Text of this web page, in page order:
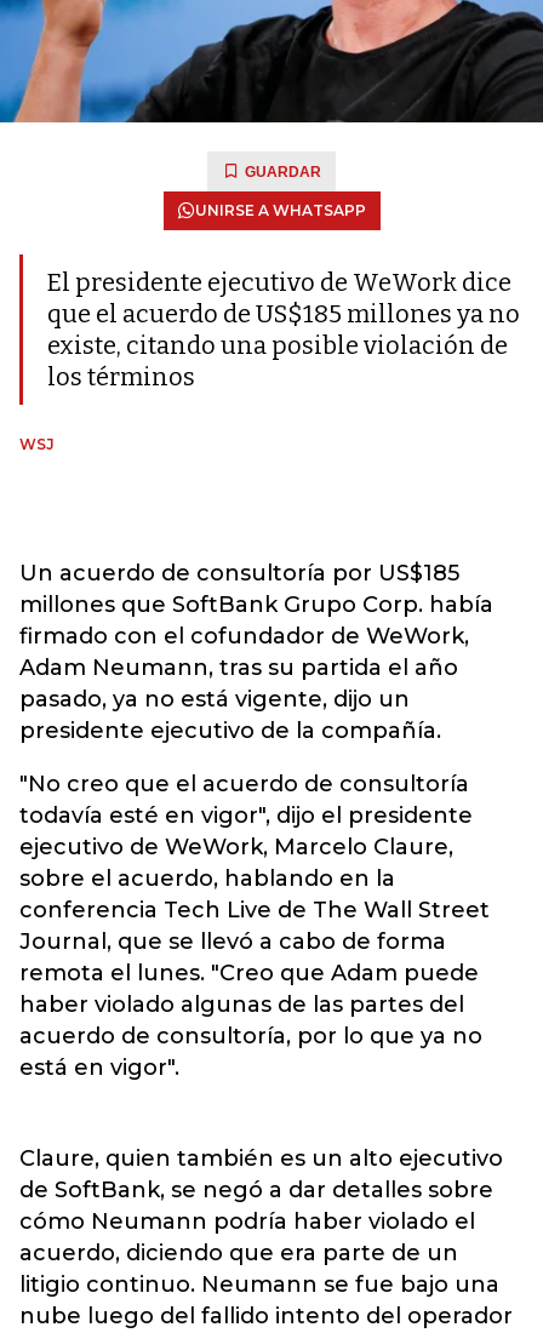
GUARDAR
UNIRSE A WHATSAPP
El presidente ejecutivo de WeWork dice
que el acuerdo de US$185 millones ya no
existe, citando una posible violación de
los términos
WSJ
Un acuerdo de consultoría por US$185
millones que SoftBank Grupo Corp. había
firmado con el cofundador de WeWork,
Adam Neumann, tras su partida el año
pasado, ya no está vigente, dijo un
presidente ejecutivo de la compañía.
"No creo que el acuerdo de consultoría
todavía esté en vigor", dijo el presidente
ejecutivo de WeWork, Marcelo Claure,
sobre el acuerdo, hablando en la
conferencia Tech Live de The Wall Street
Journal, que se llevó a cabo de forma
remota el lunes. "Creo que Adam puede
haber violado algunas de las partes del
acuerdo de consultoría, por lo que ya no
está en vigor".
Claure, quien también es un alto ejecutivo
de SoftBank, se negó a dar detalles sobre
cómo Neumann podría haber violado el
acuerdo, diciendo que era parte de un
litigio continuo. Neumann se fue bajo una
nube luego del fallido intento del operador